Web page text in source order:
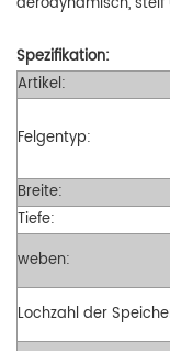
Spezifikation:
Artikel:
Felgentyp:
Breite:
Tiefe:
weben:
Lochzahl der